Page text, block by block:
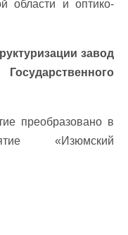
области и оптико-
завод
преобразовано в
«Изюмский